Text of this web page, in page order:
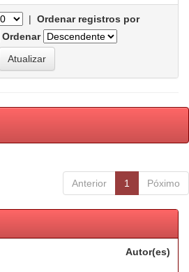
| Ordenar registros por
Ordenar
Anterior 1 Póximo
Autor(es)